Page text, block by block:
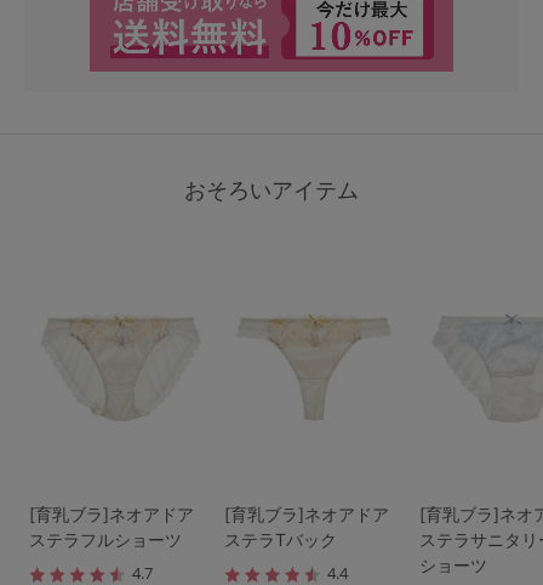
おそろいアイテム
[育乳ブラ]ネオアドア
ステラフルショーツ
4.7
[育乳ブラ]ネオアドア
ステラTバック
4.4
[育乳ブラ]ネオ
ステラサニタ
ショーツ